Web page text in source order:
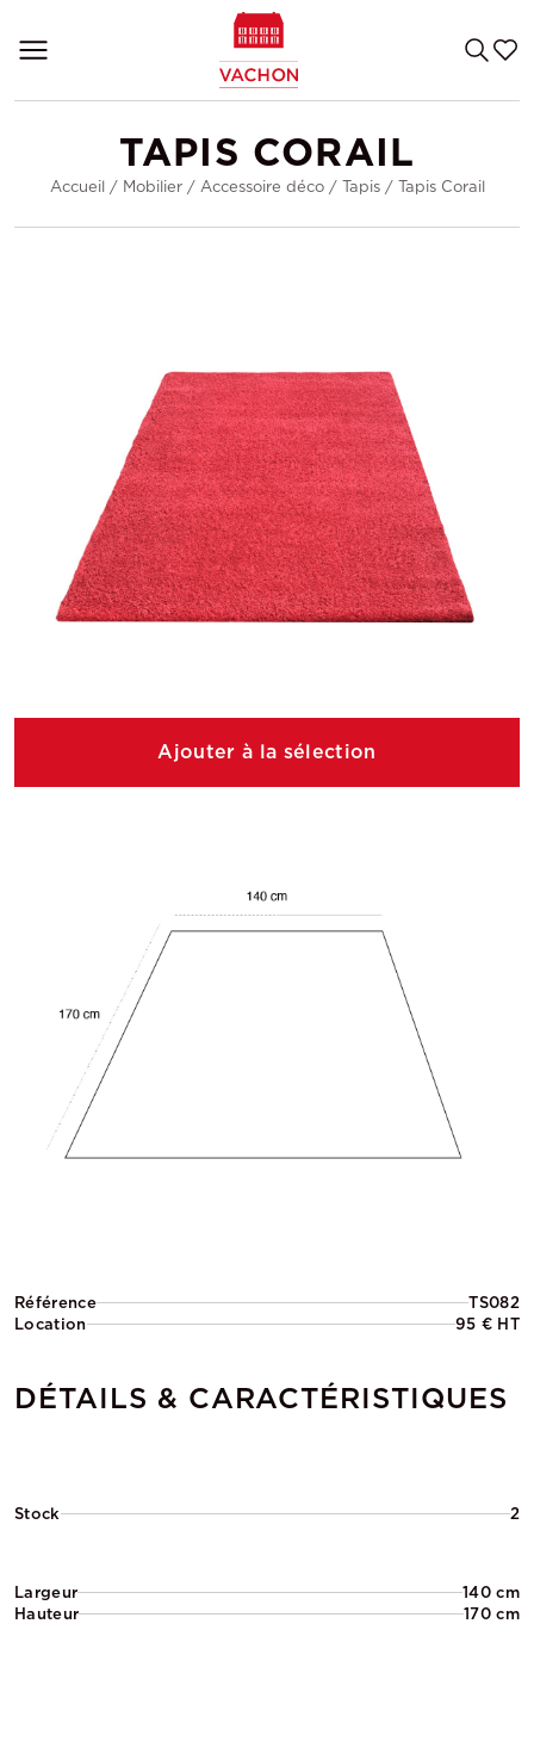
TAPIS CORAIL
Accueil / Mobilier/ Accessoire déco/ Tapis/ Tapis Corail
Référence
TS082
Location
95 € HT
DÉTAILS & CARACTÉRISTIQUES
Stock 2
Largeur
140 cm
Hauteur
170 cm
Ajouter à la sélection